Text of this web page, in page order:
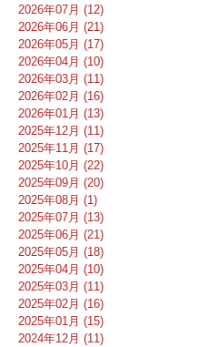
2026年07月 (12)
2026年06月 (21)
2026年05月 (17)
2026年04月 (10)
2026年03月 (11)
2026年02月 (16)
2026年01月 (13)
2025年12月 (11)
2025年11月 (17)
2025年10月 (22)
2025年09月 (20)
2025年08月 (1)
2025年07月 (13)
2025年06月 (21)
2025年05月 (18)
2025年04月 (10)
2025年03月 (11)
2025年02月 (16)
2025年01月 (15)
2024年12月 (11)